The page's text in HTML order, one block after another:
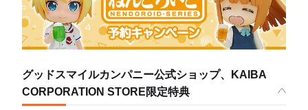
グッドスマイルカンパニー公式ショップ、KAIBA
CORPORATION STORE限定特典